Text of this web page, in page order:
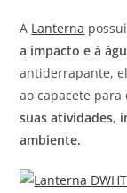
A Lanterna possui
a impacto e à
antiderrapante,
ao capacete
suas atividades,
ambiente.